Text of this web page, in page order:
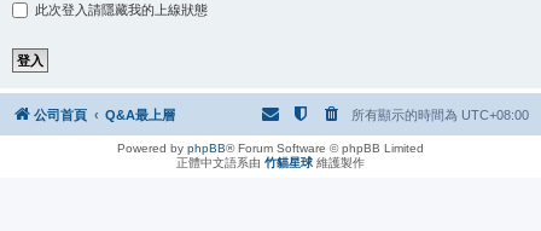
此次登入請隱藏我的上線狀態
公司首頁 Q&A最上層 所有顯示的時間為 UTC+08:00
Powered by phpBB® Forum Software © phpBB Limited
正體中文語系由 竹貓星球 維護製作